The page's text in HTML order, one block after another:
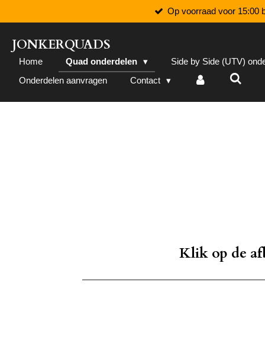
direct
naar
de
hoofdinhoud
Op voorraad voor 15:00
JONKERQUADS
Home Quad onderdelen
Side by Side (UTV)
Onderdelen aanvragen
Contact
Klik op de